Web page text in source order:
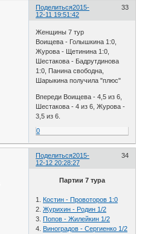
Поделиться 33
2015-
12-11 19:51:42
Женщины 7 тур
Воищева - Голышкина 1:0,
Журова - Щетинина 1:0,
Шестакова - Бадрутдинова
1:0, Панина свободна,
Шарыкина получила "плюс"
Впереди Воищева - 4,5 из 6,
Шестакова - 4 из 6, Журова -
3,5 из 6.
0
Поделиться 34
2015-
12-12 20:28:27
Партии 7 тура
1. Костин - Провоторов 1:0
2.Журихин - Родин 1/2
3. Попов - Жилейкин 1/2
4. Виноградов - Сергиенко 1/2